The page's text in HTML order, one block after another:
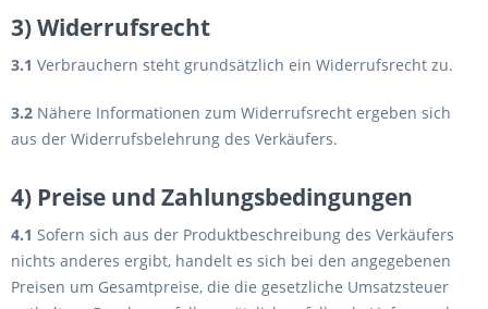
3) Widerrufsrecht
3.1 Verbrauchern steht grundsätzlich ein Widerrufsrecht zu.
3.2 Nähere Informationen zum Widerrufsrecht ergeben sich
aus der Widerrufsbelehrung des Verkäufers.
4) Preise und Zahlungsbedingungen
4.1 Sofern sich aus der Produktbeschreibung des Verkäufers
nichts anderes ergibt, handelt es sich bei den angegebenen
Preisen um Gesamtpreise, die die gesetzliche Umsatzsteuer